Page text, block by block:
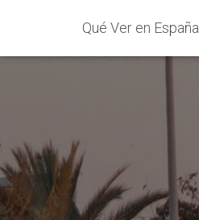
Qué Ver en España